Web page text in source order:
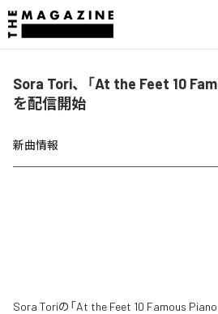
Sora Tori、「At the Feet 10
を配信開始
新曲情報
Sora Toriの「At the Feet 10 Famous